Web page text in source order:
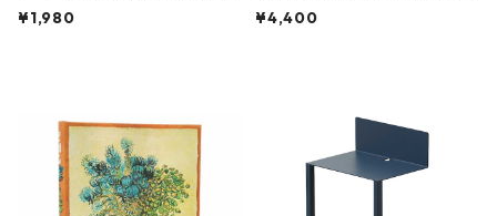
ch 3532 ルートート WR.ポーチ.ラ
¥1,980
AKU Timeless 100パーセント ス
¥4,400